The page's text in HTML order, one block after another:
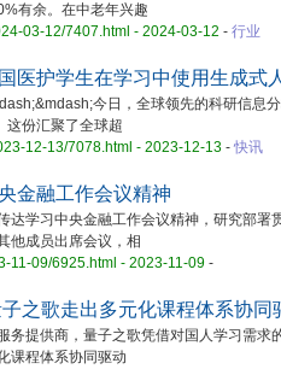
有余。在中老年兴趣
03-12/7407.html - 2024-03-12 - 行业
医护学生在学习中使用生成式
今日，全球领先的科研信息
这份汇聚了全球超
12-13/7078.html - 2023-12-13 - 快讯
金融工作会议精神
学习中央金融工作会议精神，研究部署
他成员出席会议，相
11-09/6925.html - 2023-11-09 -
之歌走出多元化课程体系协同
提供商，量子之歌凭借对国人学习需求
课程体系协同驱动